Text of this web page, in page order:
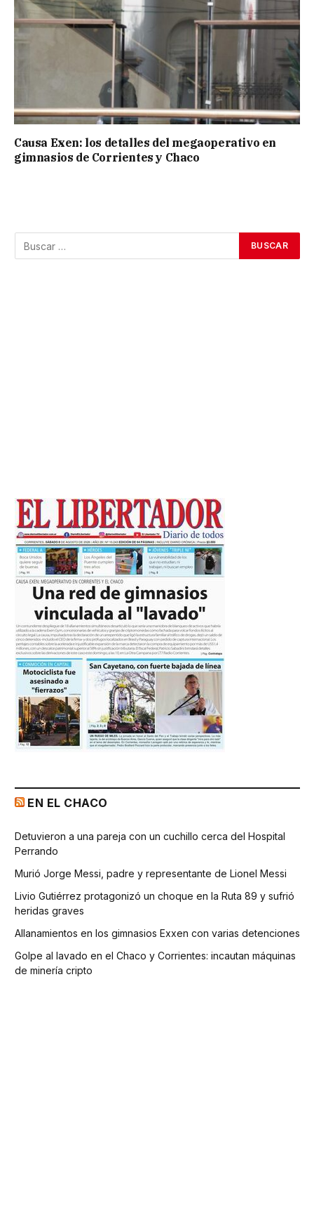
Causa Exen: los detalles del megaoperativo en
gimnasios de Corrientes y Chaco
EN EL CHACO
Detuvieron a una pareja con un cuchillo cerca del Hospital
Perrando
Murió Jorge Messi, padre y representante de Lionel Messi
Livio Gutiérrez protagonizó un choque en la Ruta 89 y sufrió
heridas graves
Allanamientos en los gimnasios Exxen con varias detenciones
Golpe al lavado en el Chaco y Corrientes: incautan máquinas
de minería cripto